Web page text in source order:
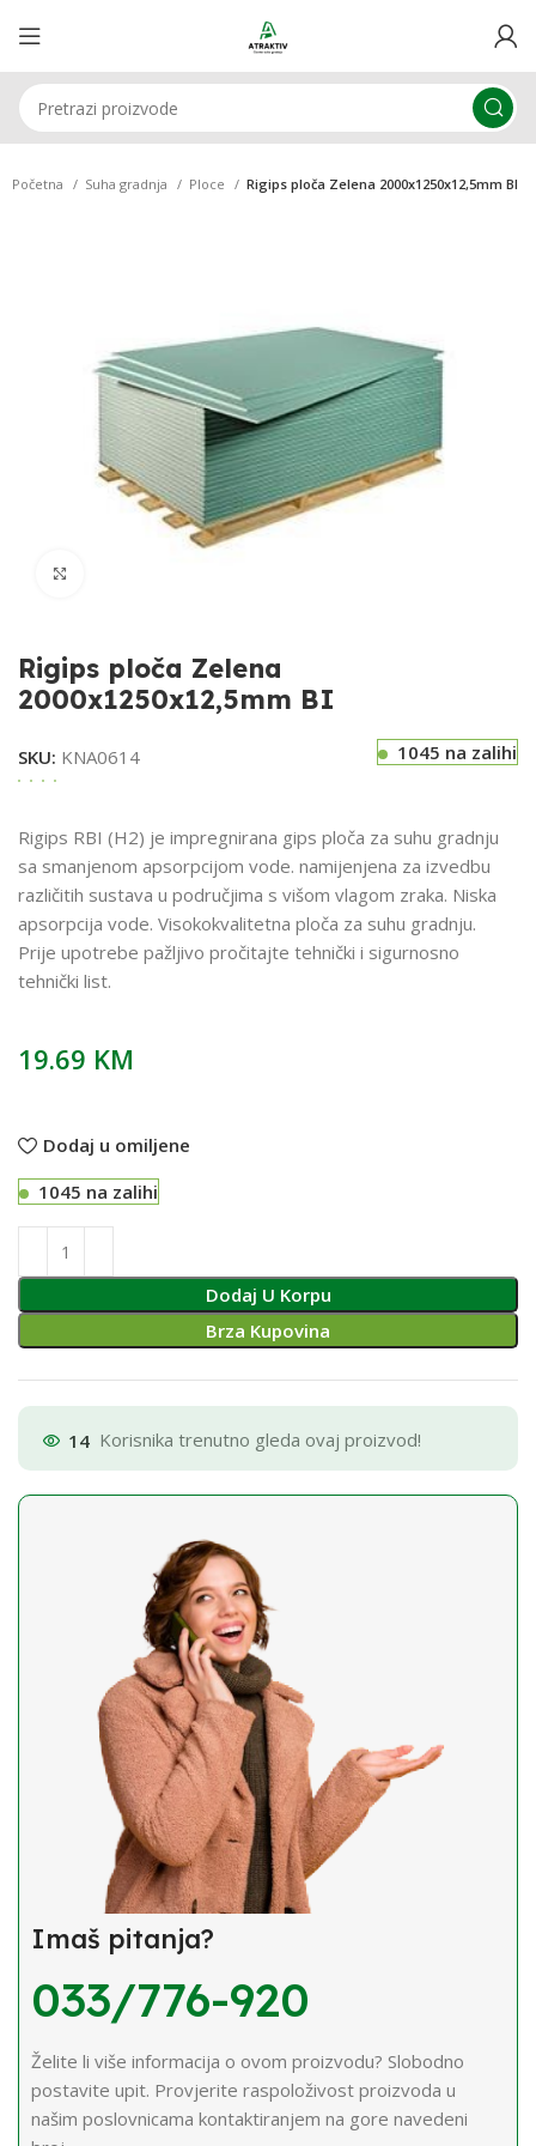
Početna Suha gradnja Ploce Rigips ploča Zelena 2000x1250x12,5mm BI
Rigips ploča Zelena
2000x1250x12,5mm BI
SKU: KNA0614 1045 na zalihi
Rigips RBI (H2) je impregnirana gips ploča za suhu gradnju
sa smanjenom apsorpcijom vode. namijenjena za izvedbu
različitih sustava u područjima s višom vlagom zraka. Niska
apsorpcija vode. Visokokvalitetna ploča za suhu gradnju.
Prije upotrebe pažljivo pročitajte tehnički i sigurnosno
tehnički list.
19.69 KM
Dodaj u omiljene
1045 na zalihi
Dodaj U Korpu
Brza Kupovina
14 Korisnika trenutno gleda ovaj proizvod!
Imaš pitanja?
033/776-920
Želite li više informacija o ovom proizvodu? Slobodno
postavite upit. Provjerite raspoloživost proizvoda u
našim poslovnicama kontaktiranjem na gore navedeni